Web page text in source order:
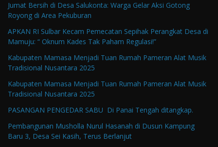
Jumat Bersih di Desa Salukonta: Warga Gelar Aksi Gotong
Royong di Area Pekuburan
APKAN RI Sulbar Kecam Pemecatan Sepihak Perangkat Desa di
Mamuju: “ Oknum Kades Tak Paham Regulasi!”
Kabupaten Mamasa Menjadi Tuan Rumah Pameran Alat Musik
Tradisional Nusantara 2025
Kabupaten Mamasa Menjadi Tuan Rumah Pameran Alat Musik
Tradisional Nusantara 2025
PASANGAN PENGEDAR SABU Di Panai Tengah ditangkap.
Pembangunan Musholla Nurul Hasanah di Dusun Kampung
Baru 3, Desa Sei Kasih, Terus Berlanjut